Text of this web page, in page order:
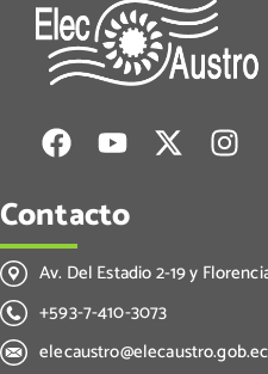
Contacto
Av. Del Estadio 2-19 y
+593-7-410-3073
elecaustro@elecaustro.gob.ec